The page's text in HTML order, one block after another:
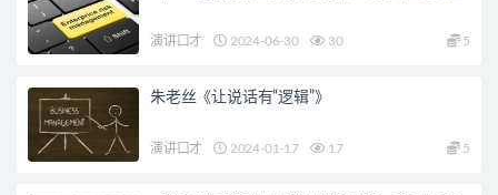
演讲口才 2024-06-30 30 5
朱老丝《让说话有“逻辑”》
演讲口才 2024-01-17 17 5